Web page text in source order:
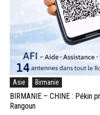
Asie Birmanie
BIRMANIE – CHINE : Pékin
Rangoun